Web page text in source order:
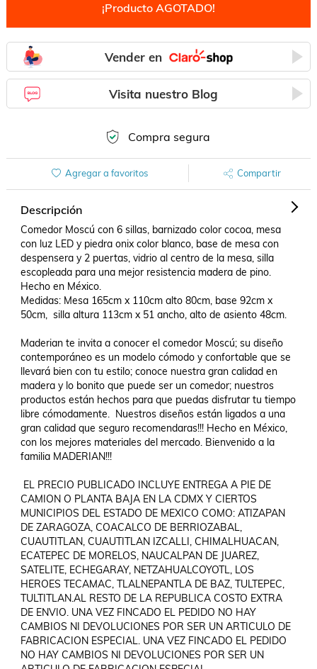
¡Producto AGOTADO!
Vender en
Visita nuestro Blog
Compra segura
Agregar a favoritos Compartir
Descripción
Comedor Moscú con 6 sillas, barnizado color cocoa, mesa
con luz LED y piedra onix color blanco, base de mesa con
despensera y 2 puertas, vidrio al centro de la mesa, silla
escopleada para una mejor resistencia madera de pino.
Hecho en México.
Medidas: Mesa 165cm x 110cm alto 80cm, base 92cm x
50cm,  silla altura 113cm x 51 ancho, alto de asiento 48cm.
Maderian te invita a conocer el comedor Moscú; su diseño
contemporáneo es un modelo cómodo y confortable que se
llevará bien con tu estilo; conoce nuestra gran calidad en
madera y lo bonito que puede ser un comedor; nuestros
productos están hechos para que puedas disfrutar tu tiempo
libre cómodamente.  Nuestros diseños están ligados a una
gran calidad que seguro recomendaras!!! Hecho en México,
con los mejores materiales del mercado. Bienvenido a la
familia MADERIAN!!!
EL PRECIO PUBLICADO INCLUYE ENTREGA A PIE DE
CAMION O PLANTA BAJA EN LA CDMX Y CIERTOS
MUNICIPIOS DEL ESTADO DE MEXICO COMO: ATIZAPAN
DE ZARAGOZA, COACALCO DE BERRIOZABAL,
CUAUTITLAN, CUAUTITLAN IZCALLI, CHIMALHUACAN,
ECATEPEC DE MORELOS, NAUCALPAN DE JUAREZ,
SATELITE, ECHEGARAY, NETZAHUALCOYOTL, LOS
HEROES TECAMAC, TLALNEPANTLA DE BAZ, TULTEPEC,
TULTITLAN.AL RESTO DE LA REPUBLICA COSTO EXTRA
DE ENVIO. UNA VEZ FINCADO EL PEDIDO NO HAY
CAMBIOS NI DEVOLUCIONES POR SER UN ARTICULO DE
FABRICACION ESPECIAL. UNA VEZ FINCADO EL PEDIDO
NO HAY CAMBIOS NI DEVOLUCIONES POR SER UN